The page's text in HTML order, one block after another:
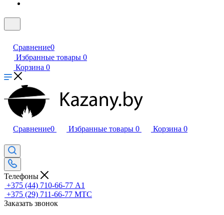
Сравнение0
Избранные товары 0
Корзина 0
Сравнение0 Избранные товары 0 Корзина 0
Телефоны
+375 (44) 710-66-77 А1
+375 (29) 711-66-77 МТС
Заказать звонок